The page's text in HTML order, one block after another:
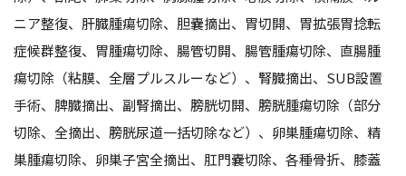
ニア整復、肝臓腫瘍切除、胆嚢摘出、胃切開、胃拡張胃捻転
症候群整復、胃腫瘍切除、腸管切開、腸管腫瘍切除、直腸腫
瘍切除（粘膜、全層プルスルーなど）、腎臓摘出、SUB設置
手術、脾臓摘出、副腎摘出、膀胱切開、膀胱腫瘍切除（部分
切除、全摘出、膀胱尿道一括切除など）、卵巣腫瘍切除、精
巣腫瘍切除、卵巣子宮全摘出、肛門嚢切除、各種骨折、膝蓋